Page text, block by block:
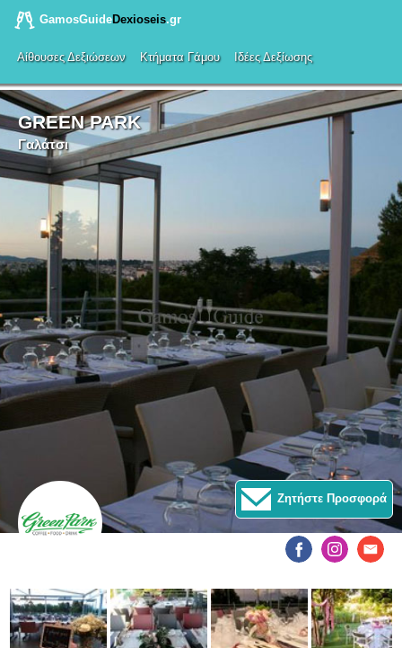
GamosGuideDexioseis.gr
Αίθουσες Δεξιώσεων Κτήματα Γάμου Ιδέες Δεξίωσης
GREEN PARK
Γαλάτσι
Ζητήστε Προσφορά